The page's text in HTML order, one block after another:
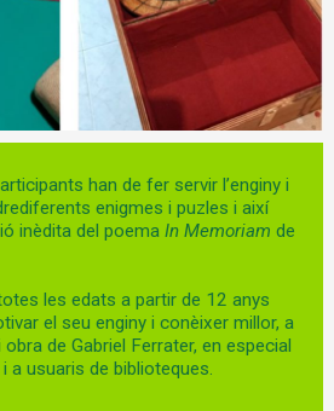
han de fer servir l’enginy i
enigmes i puzles i així
inèdita del poema In Memoriam de
les edats a partir de 12 anys
el seu enginy i conèixer millor, a
de Gabriel Ferrater, en especial
a usuaris de biblioteques.